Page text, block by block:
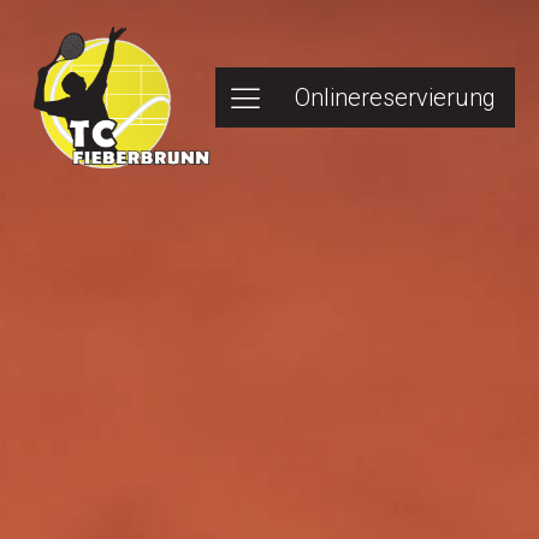
Onlinereservierung